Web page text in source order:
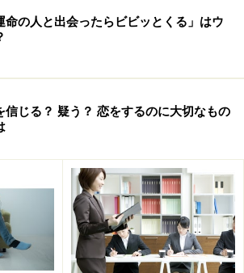
命の人と出会ったらビビッとくる」はウ
信じる？ 疑う？ 恋をするのに大切なもの